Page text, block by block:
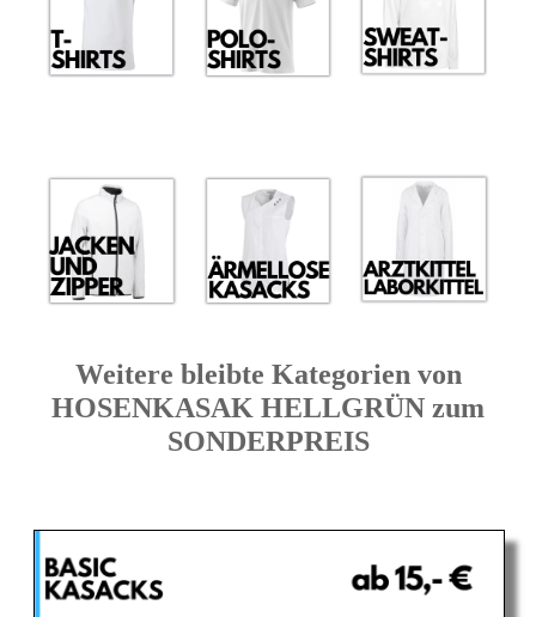
Weitere bleibte Kategorien von
HOSENKASAK HELLGRÜN zum
SONDERPREIS